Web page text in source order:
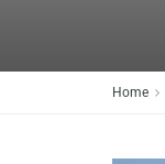
Home